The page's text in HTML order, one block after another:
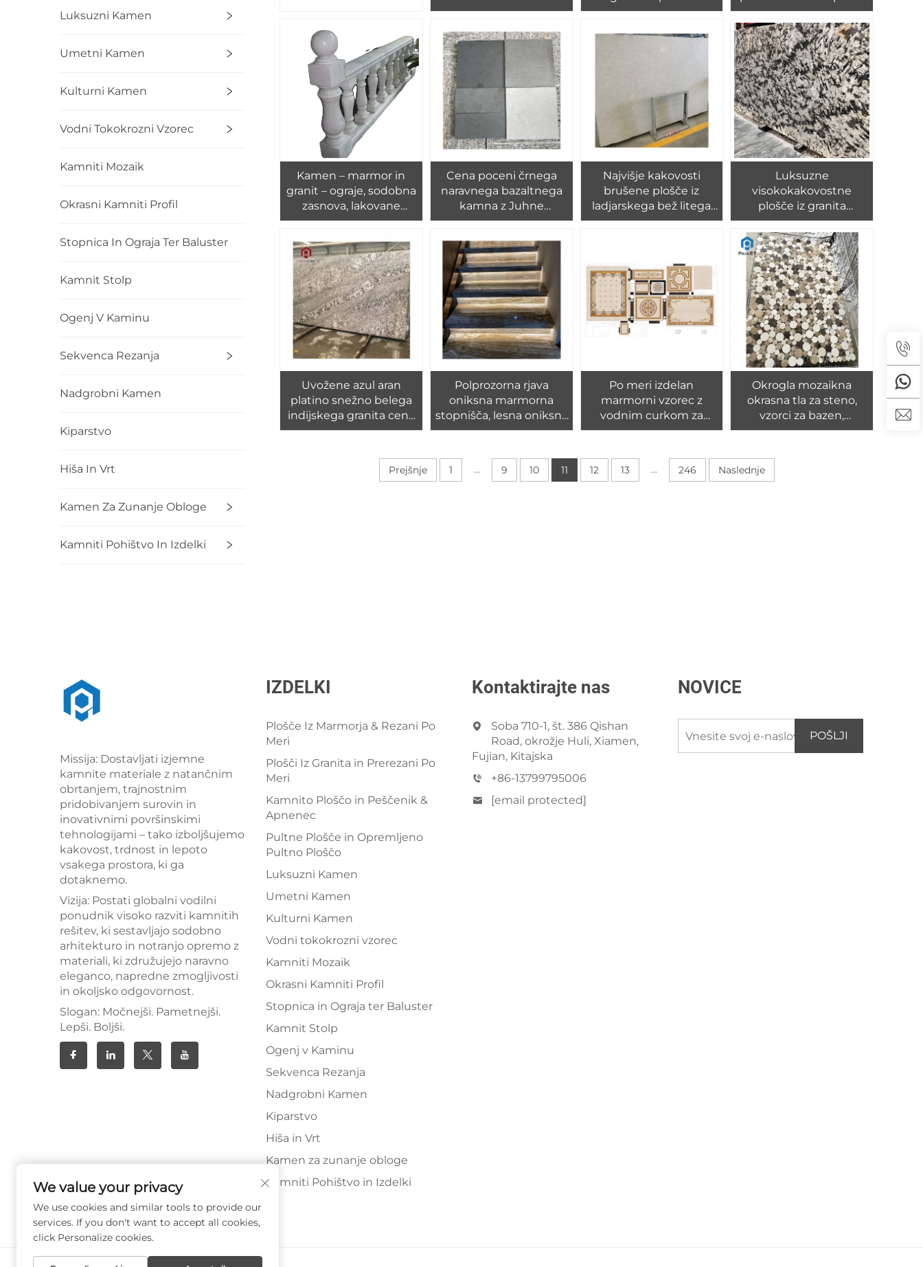
Luksuzni Kamen
Umetni Kamen
Kulturni Kamen
Vodni Tokokrozni Vzorec
Kamniti Mozaik
Okrasni Kamniti Profil
Stopnica In Ograja Ter Baluster
Kamnit Stolp
Ogenj V Kaminu
Sekvenca Rezanja
Nadgrobni Kamen
Kiparstvo
Hiša In Vrt
Kamen Za Zunanje Obloge
Kamniti Pohištvo In Izdelki
plošča, beli kremenčev
za dizajn kuhinje
luksuzni dizajnerski
zeleni marmorni ploščici
za stene in tla
Kamen – marmor in
granit – ograje, sodobna
zasnova, lakovane
terase, naravni kameni
s grafično zasnovano
PAIA Stone CN; FUJ
Cena poceni črnega
naravnega bazaltnega
kamna z Juhne
Hainane, površina kot
Najvišje kakovosti
brušene plošče iz
ladjarskega bež litega
apnenca, bež lite
sten
Luksuzne
visokokakovostne
plošče iz granita
Snegorna gora za
dekoracijo sten in tal,
brazilski beli granitni
pult
Uvožene azul aran
platino snežno belega
indijskega granita cena
cene indijskega
Polprozorna rjava
oniksna marmorna
stopnišča, lesna oniksna
marmorna plošča za
Po meri izdelan
marmorni vzorec z
vodnim curkom za
projekt vile
Okrogla mozaikna
okrasna tla za steno,
vzorci za bazen,
mozaikne ploščice za
Prejšnje 1 ... 9 10 11 12 13 ... 246 Naslednje
Missija: Dostavljati izjemne
kamnite materiale z natančnim
obrtanjem, trajnostnim
pridobivanjem surovin in
inovativnimi površinskimi
tehnologijami – tako izboljšujemo
kakovost, trdnost in lepoto
vsakega prostora, ki ga
dotaknemo.
Vizija: Postati globalni vodilni
ponudnik visoko razviti kamnitih
rešitev, ki sestavljajo sodobno
arhitekturo in notranjo opremo z
materiali, ki združujejo naravno
eleganco, napredne zmogljivosti
in okoljsko odgovornost.
Slogan: Močnejši. Pametnejši.
Lepši. Boljši.
IZDELKI
Plošče Iz Marmorja & Rezani Po
Meri
Plošči Iz Granita in Prerezani Po
Meri
Kamnito Ploščo in Peščenik &
Apnenec
Pultne Plošče in Opremljeno
Pultno Ploščo
Luksuzni Kamen
Umetni Kamen
Kulturni Kamen
Vodni tokokrozni vzorec
Kamniti Mozaik
Okrasni Kamniti Profil
Stopnica in Ograja ter Baluster
Kamnit Stolp
Ogenj v Kaminu
Sekvenca Rezanja
Nadgrobni Kamen
Kiparstvo
Hiša in Vrt
Kamen za zunanje obloge
Kamniti Pohištvo in Izdelki
Kontaktirajte nas
Soba 710-1, št. 386 Qishan
Road, okrožje Huli, Xiamen,
Fujian, Kitajska
+86-13799795006
[email protected]
NOVICE
POŠLJI
We value your privacy
We use cookies and similar tools to provide our
services. If you don't want to accept all cookies,
click Personalize cookies.